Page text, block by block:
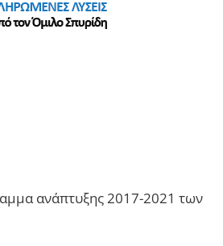
ανάπτυξης 2017-2021 των